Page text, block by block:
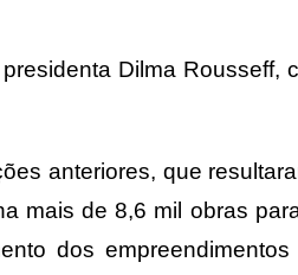
Dilma Rousseff,
anteriores, que
mais de 8,6 mil obras
dos